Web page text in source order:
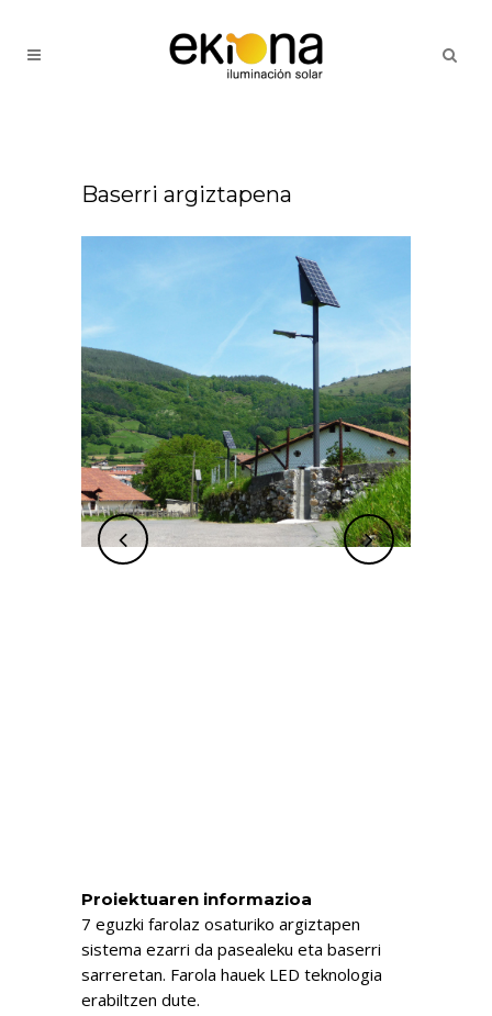
Baserri argiztapena
Proiektuaren informazioa
7 eguzki farolaz osaturiko argiztapen
sistema ezarri da pasealeku eta baserri
sarreretan. Farola hauek LED teknologia
erabiltzen dute.